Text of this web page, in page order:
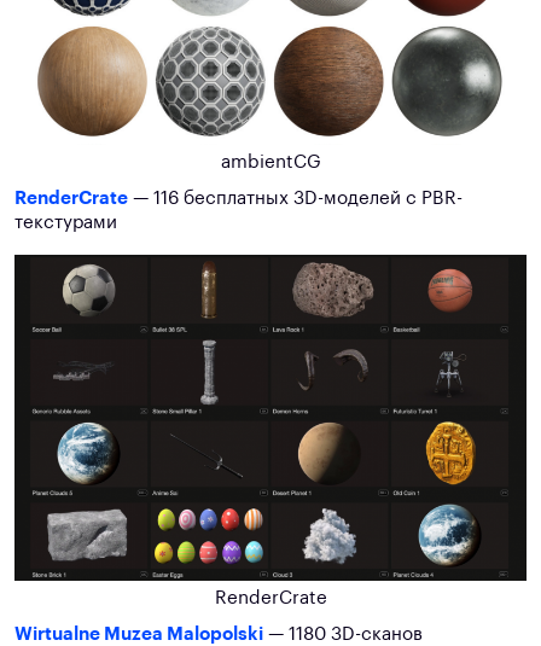
ambientCG
RenderCrate — 116 бесплатных 3D-моделей с PBR-
текстурами
RenderCrate
Wirtualne Muzea Malopolski — 1180 3D-сканов